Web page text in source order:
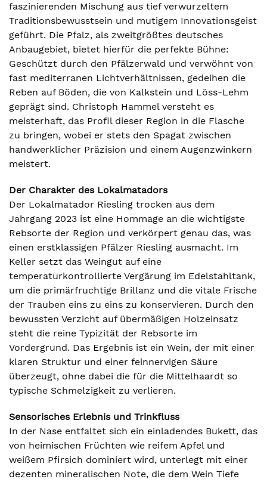
faszinierenden Mischung aus tief verwurzeltem
Traditionsbewusstsein und mutigem Innovationsgeist
geführt. Die Pfalz, als zweitgrößtes deutsches
Anbaugebiet, bietet hierfür die perfekte Bühne:
Geschützt durch den Pfälzerwald und verwöhnt von
fast mediterranen Lichtverhältnissen, gedeihen die
Reben auf Böden, die von Kalkstein und Löss-Lehm
geprägt sind. Christoph Hammel versteht es
meisterhaft, das Profil dieser Region in die Flasche
zu bringen, wobei er stets den Spagat zwischen
handwerklicher Präzision und einem Augenzwinkern
meistert.
Der Charakter des Lokalmatadors
Der Lokalmatador Riesling trocken aus dem
Jahrgang 2023 ist eine Hommage an die wichtigste
Rebsorte der Region und verkörpert genau das, was
einen erstklassigen Pfälzer Riesling ausmacht. Im
Keller setzt das Weingut auf eine
temperaturkontrollierte Vergärung im Edelstahltank,
um die primärfruchtige Brillanz und die vitale Frische
der Trauben eins zu eins zu konservieren. Durch den
bewussten Verzicht auf übermäßigen Holzeinsatz
steht die reine Typizität der Rebsorte im
Vordergrund. Das Ergebnis ist ein Wein, der mit einer
klaren Struktur und einer feinnervigen Säure
überzeugt, ohne dabei die für die Mittelhaardt so
typische Schmelzigkeit zu verlieren.
Sensorisches Erlebnis und Trinkfluss
In der Nase entfaltet sich ein einladendes Bukett, das
von heimischen Früchten wie reifem Apfel und
weißem Pfirsich dominiert wird, unterlegt mit einer
dezenten mineralischen Note, die dem Wein Tiefe